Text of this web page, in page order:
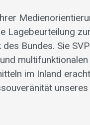
Lagebeurteilung
Bundes. Sie
im Inland